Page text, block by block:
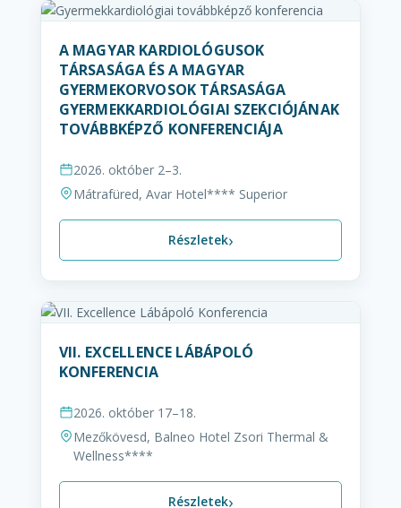
A MAGYAR KARDIOLÓGUSOK
TÁRSASÁGA ÉS A MAGYAR
GYERMEKORVOSOK TÁRSASÁGA
GYERMEKKARDIOLÓGIAI SZEKCIÓJÁNAK
TOVÁBBKÉPZŐ KONFERENCIÁJA
2026. október 2–3.
Mátrafüred, Avar Hotel**** Superior
Részletek›
VII. EXCELLENCE LÁBÁPOLÓ
KONFERENCIA
2026. október 17–18.
Mezőkövesd, Balneo Hotel Zsori Thermal &
Wellness****
Részletek›